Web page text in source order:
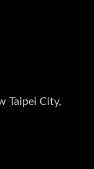
Taipei City,